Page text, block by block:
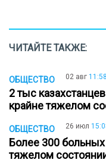
ЧИТАЙТЕ ТАКЖЕ:
ОБЩЕСТВО 02 авг 11:58
2 тыс
крайне тяжелом
ОБЩЕСТВО 26 июл
Более 300
тяжелом